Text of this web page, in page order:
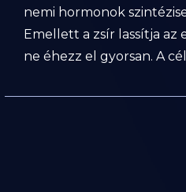
nemi hormonok
Emellett a zsír lassítja az
ne éhezz el gyorsan. A